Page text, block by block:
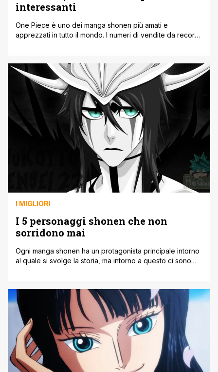
interessanti
One Piece è uno dei manga shonen più amati e
apprezzati in tutto il mondo. I numeri di vendite da record
dopo 26 anni dal suo debutto su Weekly Shonen Jump.
Un'aspetto che [']
I MIGLIORI
I 5 personaggi shonen che non
sorridono mai
Ogni manga shonen ha un protagonista principale intorno
al quale si svolge la storia, ma intorno a questo ci sono
sicuramente il non volersi mai arrendere alle difficoltà e
raggiungere i loro sogni. I valori più importanti e
principalmente trattati sono [']